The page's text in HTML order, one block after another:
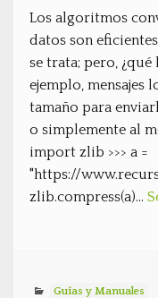
Los algoritmos
datos son
se trata; pero,
ejemplo, mensajes
tamaño para
o simplemente al
import zlib >>> a =
"https://
zlib.compress(a)…
Guías y Manuales